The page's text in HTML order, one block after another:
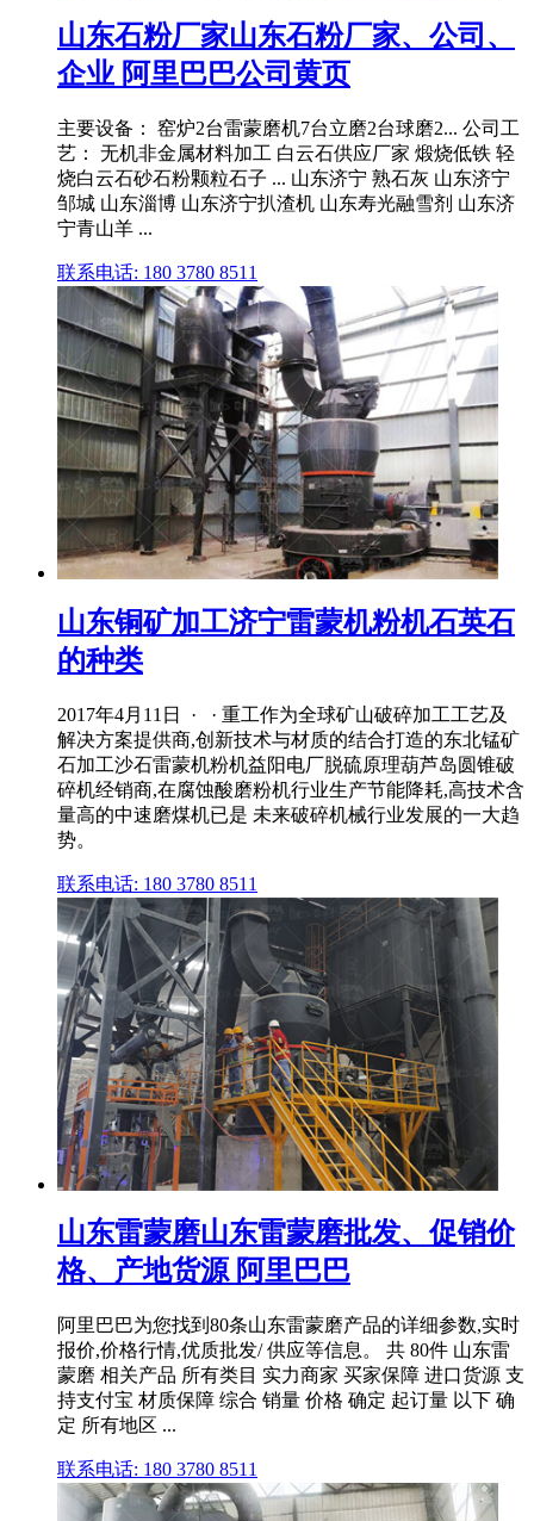
山东石粉厂家山东石粉厂家、公司、
企业 阿里巴巴公司黄页
主要设备： 窑炉2台雷蒙磨机7台立磨2台球磨2... 公司工
艺： 无机非金属材料加工 白云石供应厂家 煅烧低铁 轻
烧白云石砂石粉颗粒石子 ... 山东济宁 熟石灰 山东济宁
邹城 山东淄博 山东济宁扒渣机 山东寿光融雪剂 山东济
宁青山羊 ...
联系电话: 180 3780 8511
山东铜矿加工济宁雷蒙机粉机石英石
的种类
2017年4月11日 · · 重工作为全球矿山破碎加工工艺及
解决方案提供商,创新技术与材质的结合打造的东北锰矿
石加工沙石雷蒙机粉机益阳电厂脱硫原理葫芦岛圆锥破
碎机经销商,在腐蚀酸磨粉机行业生产节能降耗,高技术含
量高的中速磨煤机已是 未来破碎机械行业发展的一大趋
势。
联系电话: 180 3780 8511
山东雷蒙磨山东雷蒙磨批发、促销价
格、产地货源 阿里巴巴
阿里巴巴为您找到80条山东雷蒙磨产品的详细参数,实时
报价,价格行情,优质批发/ 供应等信息。 共 80件 山东雷
蒙磨 相关产品 所有类目 实力商家 买家保障 进口货源 支
持支付宝 材质保障 综合 销量 价格 确定 起订量 以下 确
定 所有地区 ...
联系电话: 180 3780 8511